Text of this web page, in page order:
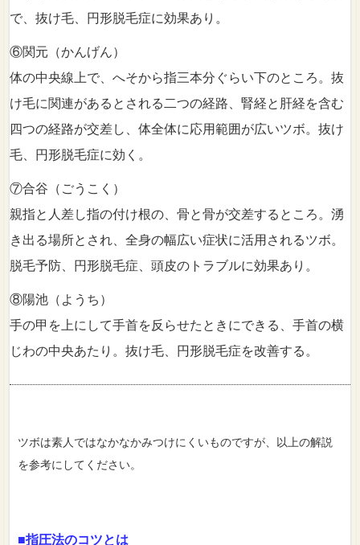
で、抜け毛、円形脱毛症に効果あり。
⑥関元（かんげん）
体の中央線上で、へそから指三本分ぐらい下のところ。抜
け毛に関連があるとされる二つの経路、腎経と肝経を含む
四つの経路が交差し、体全体に応用範囲が広いツボ。抜け
毛、円形脱毛症に効く。
⑦合谷（ごうこく）
親指と人差し指の付け根の、骨と骨が交差するところ。湧
き出る場所とされ、全身の幅広い症状に活用されるツボ。
脱毛予防、円形脱毛症、頭皮のトラブルに効果あり。
⑧陽池（ようち）
手の甲を上にして手首を反らせたときにできる、手首の横
じわの中央あたり。抜け毛、円形脱毛症を改善する。
ツボは素人ではなかなかみつけにくいものですが、以上の解説
を参考にしてください。
■指圧法のコツとは